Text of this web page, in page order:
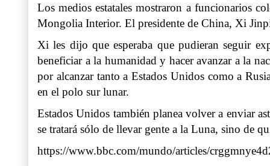
Los medios estatales mostraron a funcionarios
Mongolia Interior. El presidente de China, Xi
Xi les dijo que esperaba que pudieran seguir
beneficiar a la humanidad y hacer avanzar a la
por alcanzar tanto a Estados Unidos como a
en el polo sur lunar.
Estados Unidos también planea volver a enviar
se tratará sólo de llevar gente a la Luna, sino de
https://www.bbc.com/mundo/articles/